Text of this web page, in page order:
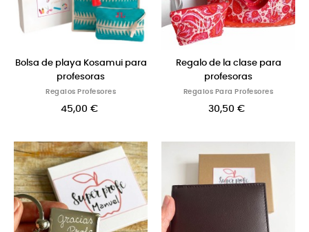
Bolsa de playa Kosamui para
profesoras
Regalos Profesores
45,00 €
Regalo de la clase para
profesoras
Regalos Para Profesores
30,50 €